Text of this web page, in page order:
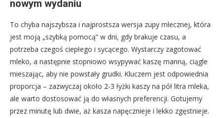
nowym wydaniu
To chyba najszybsza i najprostsza wersja zupy mlecznej, która
jest moją „szybką pomocą” w dni, gdy brakuje czasu, a
potrzeba czegoś ciepłego i sycącego. Wystarczy zagotować
mleko, a następnie stopniowo wsypywać kaszę manną, ciągle
mieszając, aby nie powstały grudki. Kluczem jest odpowiednia
proporcja – zazwyczaj około 2-3 łyżki kaszy na pół litra mleka,
ale warto dostosować ją do własnych preferencji. Gotujemy
przez minutę lub dwie, aż kasza napęcznieje i lekko zgęstnieje.